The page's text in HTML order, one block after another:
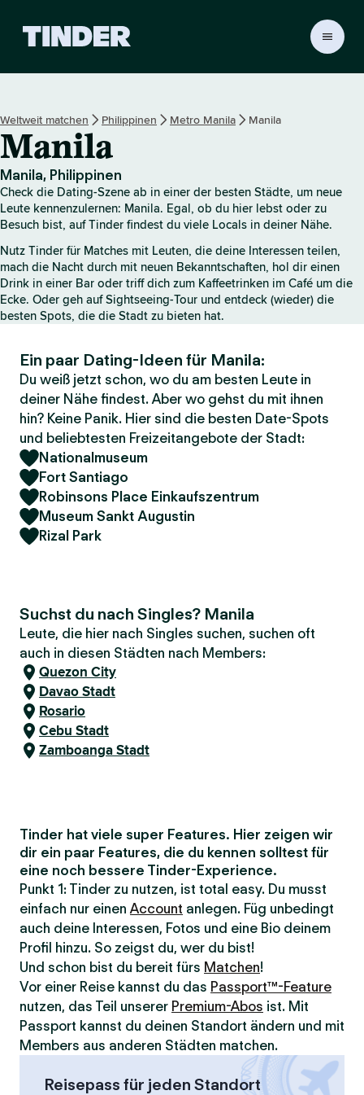
r
a
r
t
e
i
t
e
Weltweit matchen Philippinen Metro Manila Manila
Manila
Manila, Philippinen
Check die Dating-Szene ab in einer der besten Städte, um neue
Leute kennenzulernen: Manila. Egal, ob du hier lebst oder zu
Besuch bist, auf Tinder findest du viele Locals in deiner Nähe.
Nutz Tinder für Matches mit Leuten, die deine Interessen teilen,
mach die Nacht durch mit neuen Bekanntschaften, hol dir einen
Drink in einer Bar oder triff dich zum Kaffeetrinken im Café um die
Ecke. Oder geh auf Sightseeing-Tour und entdeck (wieder) die
besten Spots, die die Stadt zu bieten hat.
Ein paar Dating-Ideen für Manila:
Du weiß jetzt schon, wo du am besten Leute in
deiner Nähe findest. Aber wo gehst du mit ihnen
hin? Keine Panik. Hier sind die besten Date-Spots
und beliebtesten Freizeitangebote der Stadt:
Nationalmuseum
Fort Santiago
Robinsons Place Einkaufszentrum
Museum Sankt Augustin
Rizal Park
Suchst du nach Singles? Manila
Leute, die hier nach Singles suchen, suchen oft
auch in diesen Städten nach Members:
Quezon City
Davao Stadt
Rosario
Cebu Stadt
Zamboanga Stadt
Tinder hat viele super Features. Hier zeigen wir
dir ein paar Features, die du kennen solltest für
eine noch bessere Tinder-Experience.
Punkt 1: Tinder zu nutzen, ist total easy. Du musst
einfach nur einenAccount anlegen. Füg unbedingt
auch deine Interessen, Fotos und eine Bio deinem
Profil hinzu. So zeigst du, wer du bist!
Und schon bist du bereit fürs Matchen!
Vor einer Reise kannst du das Passport™-Feature
nutzen, das Teil unserer Premium-Abos ist. Mit
Passport kannst du deinen Standort ändern und mit
Members aus anderen Städten matchen.
Reisepass für jeden Standort